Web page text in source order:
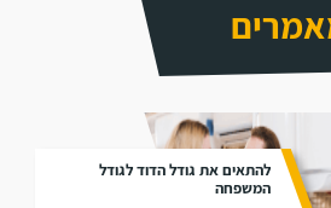
להתאים את גודל הדוד לגודל
המשפחה